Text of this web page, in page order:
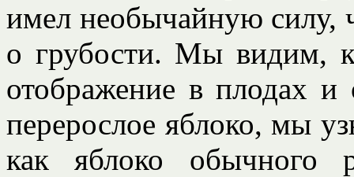
имел необычайную силу,
о грубости. Мы видим,
отображение в плодах и
перерослое яблоко, мы
как яблоко обычного